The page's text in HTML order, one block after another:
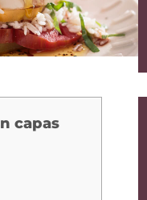
capas